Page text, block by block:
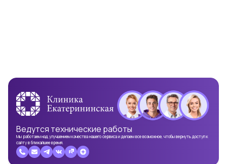
Ведутся технические работы
Мы работаем над улучшением качества нашего сервиса и делаем все возможное, чтобы вернуть доступ к
сайту в ближайшее время.